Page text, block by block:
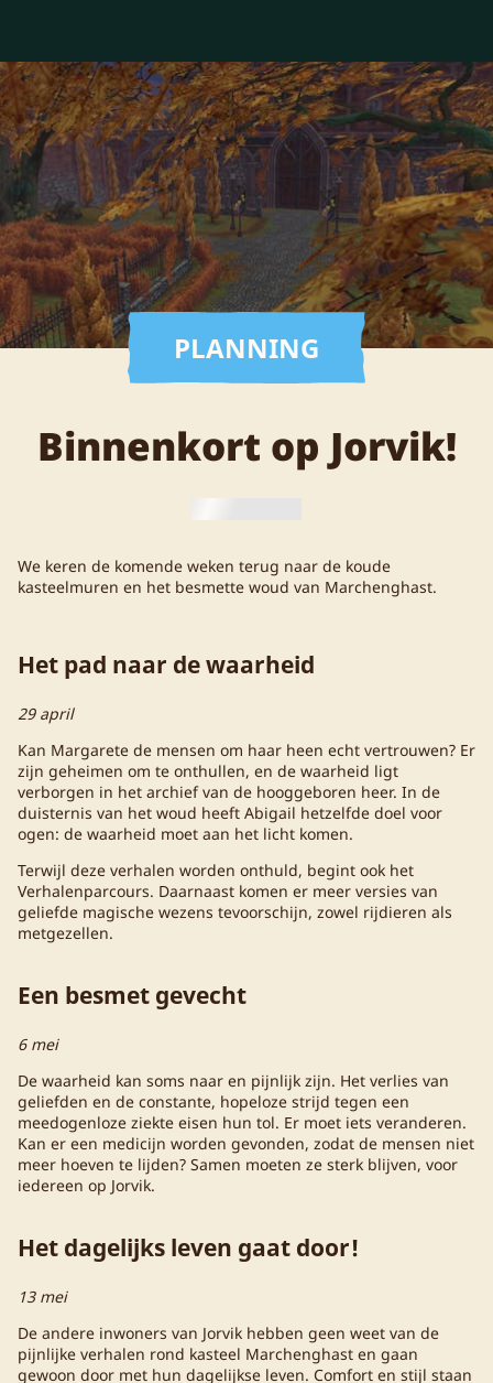
PLANNING
Binnenkort op Jorvik!
We keren de komende weken terug naar de koude
kasteelmuren en het besmette woud van Marchenghast.
Het pad naar de waarheid
29 april
Kan Margarete de mensen om haar heen echt vertrouwen? Er
zijn geheimen om te onthullen, en de waarheid ligt
verborgen in het archief van de hooggeboren heer. In de
duisternis van het woud heeft Abigail hetzelfde doel voor
ogen: de waarheid moet aan het licht komen.
Terwijl deze verhalen worden onthuld, begint ook het
Verhalenparcours. Daarnaast komen er meer versies van
geliefde magische wezens tevoorschijn, zowel rijdieren als
metgezellen.
Een besmet gevecht
6 mei
De waarheid kan soms naar en pijnlijk zijn. Het verlies van
geliefden en de constante, hopeloze strijd tegen een
meedogenloze ziekte eisen hun tol. Er moet iets veranderen.
Kan er een medicijn worden gevonden, zodat de mensen niet
meer hoeven te lijden? Samen moeten ze sterk blijven, voor
iedereen op Jorvik.
Het dagelijks leven gaat door!
13 mei
De andere inwoners van Jorvik hebben geen weet van de
pijnlijke verhalen rond kasteel Marchenghast en gaan
gewoon door met hun dagelijkse leven. Comfort en stijl staan